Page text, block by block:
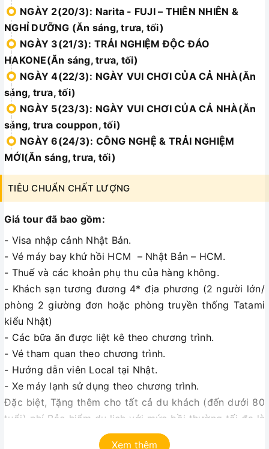
NGÀY 2(20/3): Narita - FUJI – THIÊN NHIÊN &
NGHỈ DƯỠNG (Ăn sáng, trưa, tối)
NGÀY 3(21/3): TRẢI NGHIỆM ĐỘC ĐÁO
HAKONE(Ăn sáng, trưa, tối)
NGÀY 4(22/3): NGÀY VUI CHƠI CỦA CẢ NHÀ(Ăn
sáng, trưa, tối)
NGÀY 5(23/3): NGÀY VUI CHƠI CỦA CẢ NHÀ(Ăn
sáng, trưa couppon, tối)
NGÀY 6(24/3): CÔNG NGHỆ & TRẢI NGHIỆM
MỚI(Ăn sáng, trưa, tối)
TIÊU CHUẨN CHẤT LƯỢNG
Giá tour đã bao gồm:
- Visa nhập cảnh Nhật Bản.
- Vé máy bay khứ hồi HCM – Nhật Bản – HCM.
- Thuế và các khoản phụ thu của hàng không.
- Khách sạn tương đương 4* địa phương (2 người lớn/
phòng 2 giường đơn hoặc phòng truyền thống Tatami
kiểu Nhật)
- Các bữa ăn được liệt kê theo chương trình.
- Vé tham quan theo chương trình.
- Hướng dẫn viên Local tại Nhật.
- Xe máy lạnh sử dụng theo chương trình.
Đặc biệt, Tặng thêm cho tất cả du khách (đến dưới 80
tuổi) phí Bảo hiểm du lịch với mức bồi thường tối đa là
460.000.000 VNĐ cho nhân mạng và 30.000.000 VNĐ
Xem thêm